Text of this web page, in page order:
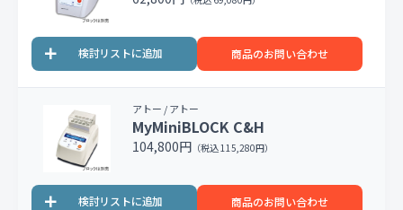
商品のお問い合わせ
アトー / アトー
MyMiniBLOCK C&H
104,800円 （税込 115,280円）
商品のお問い合わせ